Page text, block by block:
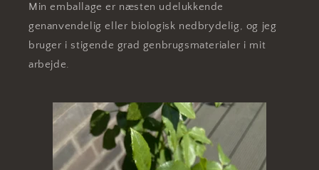
Min emballage er næsten udelukkende
genanvendelig eller biologisk nedbrydelig, og jeg
bruger i stigende grad genbrugsmaterialer i mit
arbejde.